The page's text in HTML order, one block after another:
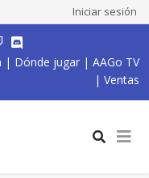
Iniciar sesión
| Dónde jugar | AAGo TV
| Ventas